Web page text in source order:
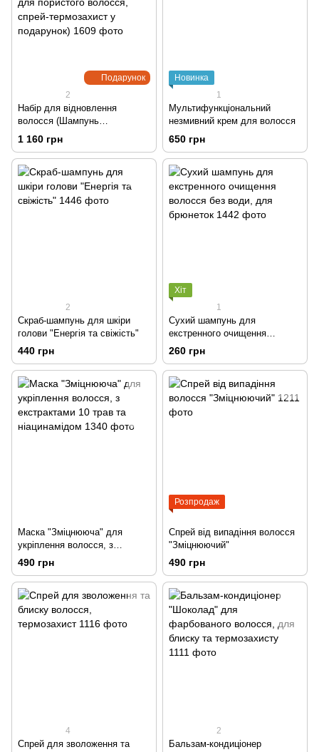
Подарунок
2
Набір для відновлення
волосся (Шампунь
Відновлюючий, бальзам для
пористого волосся, спрей-
термозахист у подарунок)
1 160 грн
Новинка
1
Мультифункціональний
незмивний крем для волосся
650 грн
2
Скраб-шампунь для шкіри
голови "Енергія та свіжість"
440 грн
Хіт
1
Сухий шампунь для
екстренного очищення
волосся без води, для
брюнеток
260 грн
Маска "Зміцнююча" для
укріплення волосся, з
екстрактами 10 трав та
ніацинамідом
490 грн
Розпродаж
Спрей від випадіння волосся
"Зміцнюючий"
490 грн
4
Спрей для зволоження та
2
Бальзам-кондиціонер